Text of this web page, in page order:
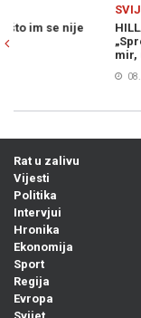
HILLARY CLINTON U
„Spremna sam lično
Rat u zalivu
Vijesti
Politika
Intervjui
Hronika
Ekonomija
Sport
Regija
Evropa